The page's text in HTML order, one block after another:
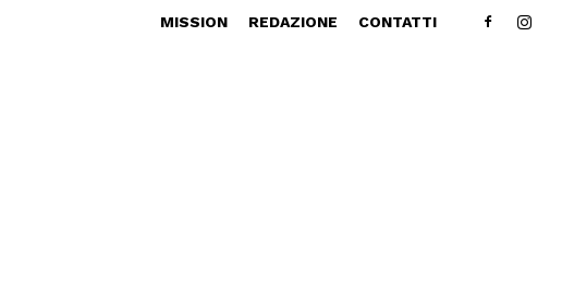
MISSION REDAZIONE CONTATTI